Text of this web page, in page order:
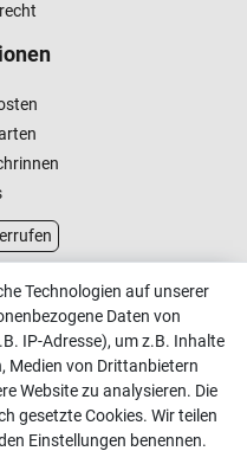
Technologien auf unserer
Daten von
IP-Adresse), um z.B. Inhalte
Medien von Drittanbietern
Website zu analysieren. Die
gesetzte Cookies. Wir teilen
Einstellungen benennen.